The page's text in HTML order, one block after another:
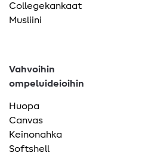
Collegekankaat
Musliini
Vahvoihin
ompeluideioihin
Huopa
Canvas
Keinonahka
Softshell